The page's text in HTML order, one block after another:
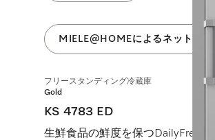
MIELE@HOMEによるネットワー
フリースタンディング冷蔵庫
Gold
KS 4783 ED
生鮮食品の鮮度を保つDailyFresh